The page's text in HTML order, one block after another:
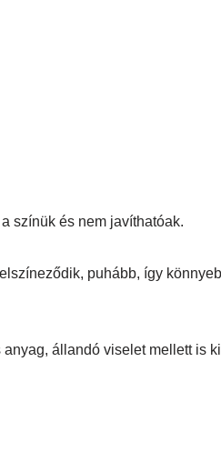
színük és nem javíthatóak.
puhább, így
állandó viselet mellett is